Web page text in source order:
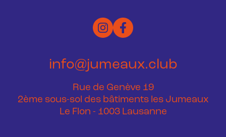
info@jumeaux.club
Rue de Genève 19
2ème sous-sol des bâtiments les Jumeaux
Le Flon - 1003 Lausanne